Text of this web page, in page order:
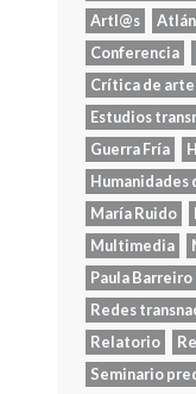
Artl@s
Conferencia
Crítica de arte
Estudios
Guerra Fría
María Ruido
Multimedia
Paula Barreiro
Redes
Relatorio
Seminario